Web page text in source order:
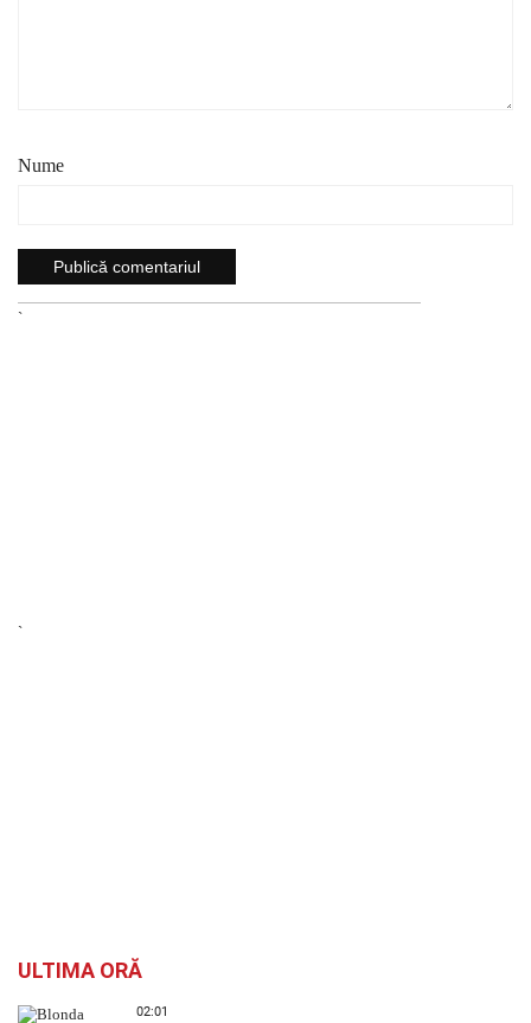
Nume
`
`
ULTIMA ORĂ
02:01